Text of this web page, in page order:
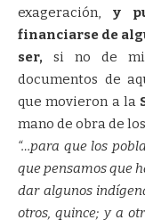
exageración, y
financiarse de
ser, si no de
documentos de
que movieron a la
mano de obra de
“…para que los
que pensamos que
dar algunos
otros, quince; y a